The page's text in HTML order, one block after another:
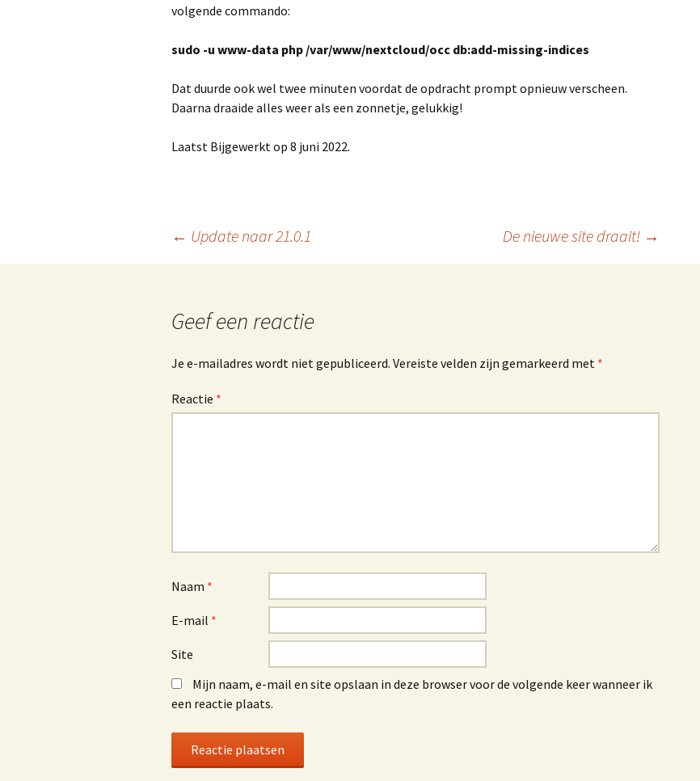
volgende commando:
sudo -u www-data php /var/www/nextcloud/occ db:add-missing-indices
Dat duurde ook wel twee minuten voordat de opdracht prompt opnieuw verscheen.
Daarna draaide alles weer als een zonnetje, gelukkig!
Laatst Bijgewerkt op 8 juni 2022.
Berichtnavigatie
← Update naar 21.0.1 De nieuwe site draait! →
Geef een reactie
Je e-mailadres wordt niet gepubliceerd. Vereiste velden zijn gemarkeerd met *
Reactie *
Naam *
E-mail *
Site
Mijn naam, e-mail en site opslaan in deze browser voor de volgende keer wanneer ik
een reactie plaats.